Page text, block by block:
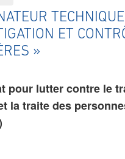
ET
»
pour lutter contre le
la traite des